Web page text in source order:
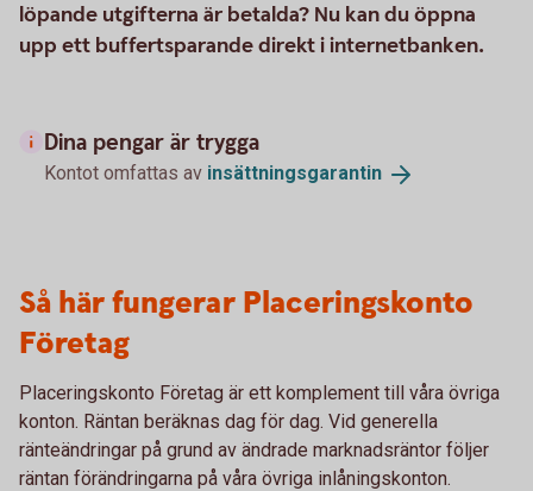
löpande utgifterna är betalda? Nu kan du öppna
upp ett buffertsparande direkt i internetbanken.
Dina pengar är trygga
Kontot omfattas av insättningsgarantin
Så här fungerar Placeringskonto
Företag
Placeringskonto Företag är ett komplement till våra övriga
konton. Räntan beräknas dag för dag. Vid generella
ränteändringar på grund av ändrade marknadsräntor följer
räntan förändringarna på våra övriga inlåningskonton.